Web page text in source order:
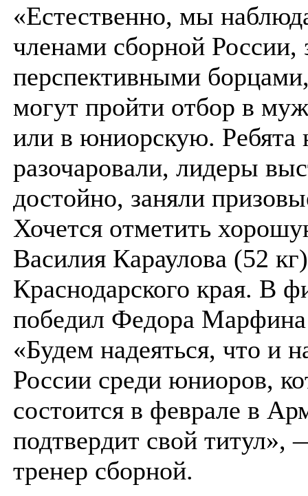
«Естественно, мы
членами сборной России,
перспективными
могут пройти отбор в
или в юниорскую. Ребята
разочаровали, лидеры
достойно, заняли
Хочется отметить
Василия Караулова (52
Краснодарского края. В
победил Федора
«Будем надеяться, что и
России среди юниоров,
состоится в феврале в
подтвердит свой титул»,
тренер сборной.